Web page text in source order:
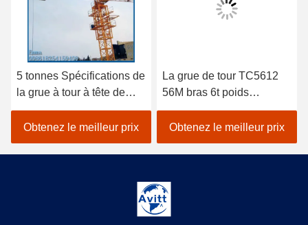
5 tonnes Spécifications de
la grue à tour à tête de
chat pour les projets de
construction civile
Obtenez le meilleur prix
La grue de tour TC5612
56M bras 6t poids
équipement de
construction de bâtiment
Obtenez le meilleur prix